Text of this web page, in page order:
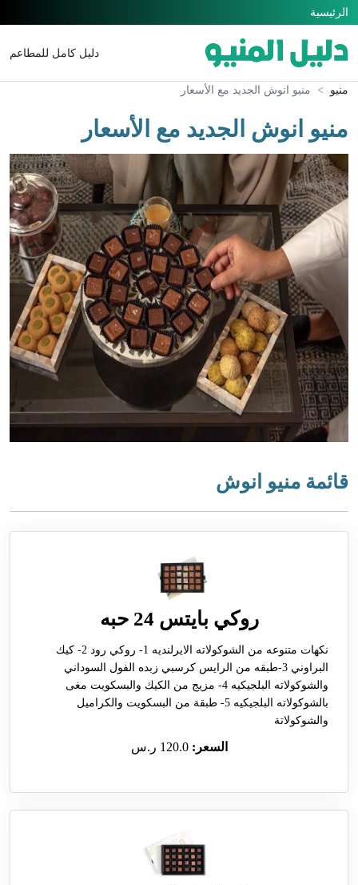
الرئيسية
دليل كامل للمطاعم
منيو منيو انوش الجديد مع الأسعار
منيو انوش الجديد مع الأسعار
قائمة منيو انوش
روكي بايتس 24 حبه
نكهات متنوعه من الشوكولاته الايرلنديه 1- روكي رود 2- كيك
البراوني 3-طبقه من الرايس كرسبي زبده الفول السوداني
والشوكولاته البلجيكيه 4- مزيج من الكيك والبسكويت مغى
بالشوكولاته البلجيكيه 5- طبقة من البسكويت والكراميل
والشوكولاتة
السعر:120.0 ر.س